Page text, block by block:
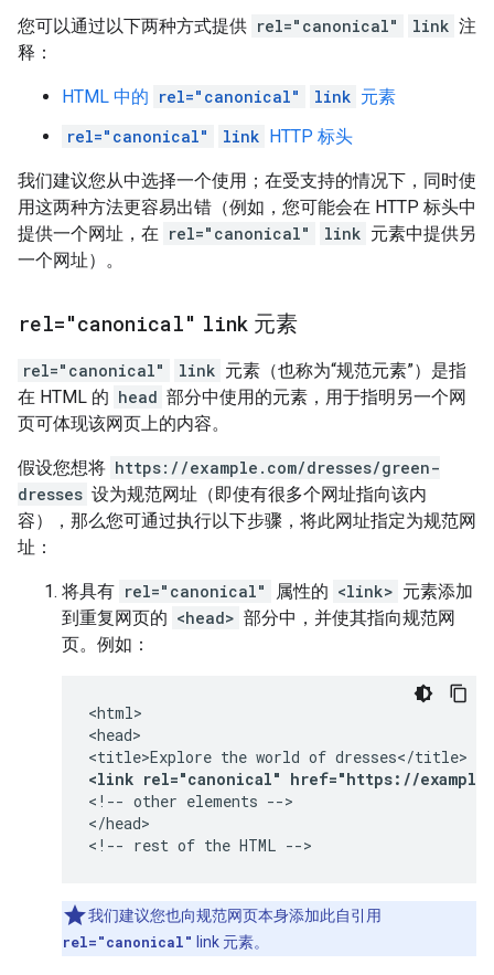
您可以通过以下两种方式提供 rel="canonical" link 注
释：
HTML 中的 rel="canonical" link 元素
rel="canonical"
link HTTP 标头
我们建议您从中选择一个使用；在受支持的情况下，同时使
用这两种方法更容易出错（例如，您可能会在 HTTP 标头中
提供一个网址，在 rel="canonical" link 元素中提供另
一个网址）。
rel="canonical" link 元素
rel="canonical" link 元素（也称为“规范元素”）是指
在 HTML 的 head 部分中使用的元素，用于指明另一个网
页可体现该网页上的内容。
假设您想将 https://example.com/dresses/green-
dresses 设为规范网址（即使有很多个网址指向该内
容），那么您可通过执行以下步骤，将此网址指定为规范网
址：
将具有 rel="canonical" 属性的 <link> 元素添加
到重复网页的 <head> 部分中，并使其指向规范网
页。例如：
<html>
<head>
<link rel="canonical" href="https://
<!-- other elements -->
</head>
<!-- rest of the HTML -->
我们建议您也向规范网页本身添加此自引用
rel="canonical" link 元素。